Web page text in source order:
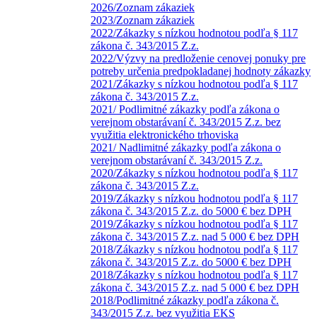
2026/Zoznam zákaziek
2023/Zoznam zákaziek
2022/Zákazky s nízkou hodnotou podľa § 117
zákona č. 343/2015 Z.z.
2022/Výzvy na predloženie cenovej ponuky pre
potreby určenia predpokladanej hodnoty zákazky
2021/Zákazky s nízkou hodnotou podľa § 117
zákona č. 343/2015 Z.z.
2021/ Podlimitné zákazky podľa zákona o
verejnom obstarávaní č. 343/2015 Z.z. bez
využitia elektronického trhoviska
2021/ Nadlimitné zákazky podľa zákona o
verejnom obstarávaní č. 343/2015 Z.z.
2020/Zákazky s nízkou hodnotou podľa § 117
zákona č. 343/2015 Z.z.
2019/Zákazky s nízkou hodnotou podľa § 117
zákona č. 343/2015 Z.z. do 5000 € bez DPH
2019/Zákazky s nízkou hodnotou podľa § 117
zákona č. 343/2015 Z.z. nad 5 000 € bez DPH
2018/Zákazky s nízkou hodnotou podľa § 117
zákona č. 343/2015 Z.z. do 5000 € bez DPH
2018/Zákazky s nízkou hodnotou podľa § 117
zákona č. 343/2015 Z.z. nad 5 000 € bez DPH
2018/Podlimitné zákazky podľa zákona č.
343/2015 Z.z. bez využitia EKS